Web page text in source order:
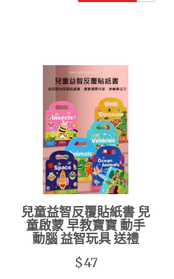
兒童益智反覆貼紙書 兒
童啟蒙 早教寶寶 動手
動腦 益智玩具 送禮
$47